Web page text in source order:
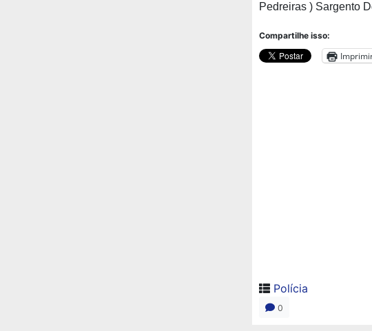
Pedreiras ) Sargento
Compartilhe isso:
Polícia
0